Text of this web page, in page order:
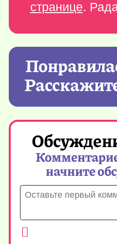
странице.
начните